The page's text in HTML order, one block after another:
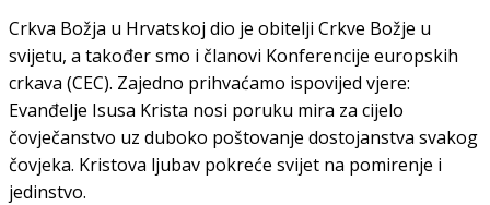
Crkva Božja u Hrvatskoj dio je obitelji Crkve Božje u
svijetu, a također smo i članovi Konferencije europskih
crkava (CEC). Zajedno prihvaćamo ispovijed vjere:
Evanđelje Isusa Krista nosi poruku mira za cijelo
čovječanstvo uz duboko poštovanje dostojanstva svakog
čovjeka. Kristova ljubav pokreće svijet na pomirenje i
jedinstvo.